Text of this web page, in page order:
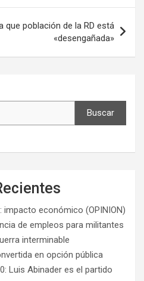
que población de la RD está
«desengañada»
Buscar
económico (OPINION)
de empleos para militantes
interminable
en opción pública
Luis Abinader es el partido